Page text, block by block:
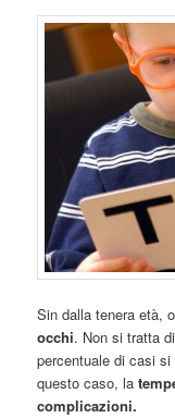
Sin dalla tenera età,
occhi. Non si tratta
percentuale di casi
questo caso, la
complicazioni.